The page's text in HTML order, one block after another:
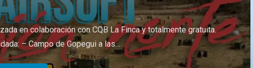
en colaboración con CQB La Finca y totalmente gratuita.
– Campo de Gopegui a las…